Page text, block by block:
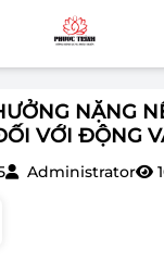
NẶNG
VỚI ĐỘNG
Administrator